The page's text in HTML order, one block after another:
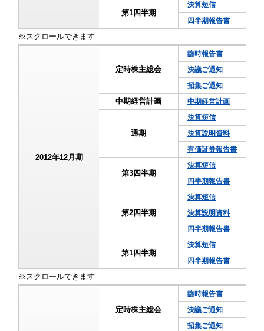
第1四半期
決算短信
四半期報告書
2012年12月期
定時株主総会
臨時報告書
決議ご通知
招集ご通知
中期経営計画 中期経営計画
通期
決算短信
決算説明資料
有価証券報告書
第3四半期
決算短信
四半期報告書
第2四半期
決算短信
決算説明資料
四半期報告書
第1四半期
決算短信
四半期報告書
定時株主総会
臨時報告書
決議ご通知
招集ご通知